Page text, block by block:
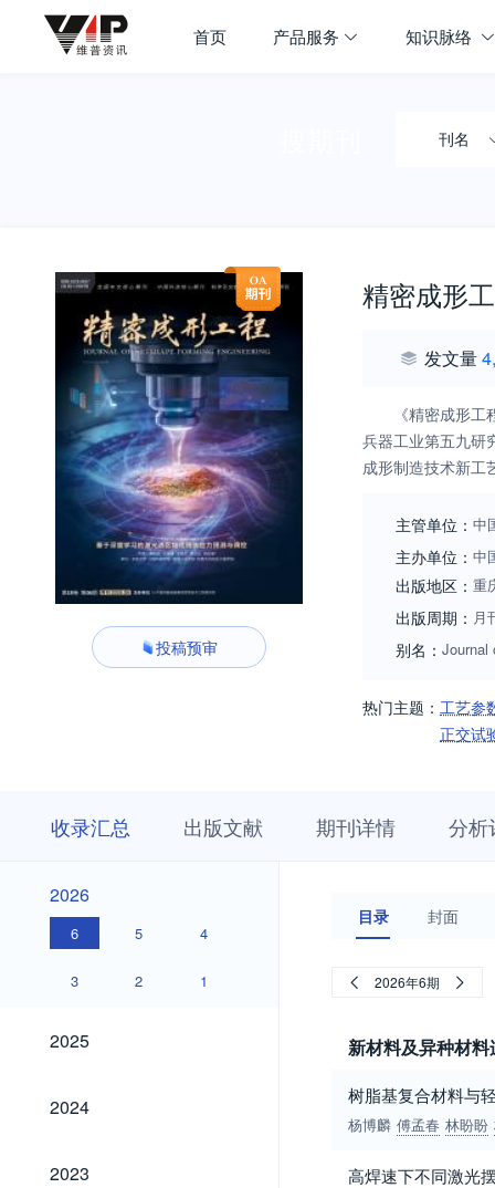
首页 产品服务 知识脉络
刊名
投稿预审
精密成形
发文量
《精密成形
兵器工业第五九研
成形制造技术新工
军工科研单位和
主管单位： 中
主办单位： 中
出版地区： 重
出版周期： 月
别名： Journal
热门主题： 工艺参
正交试
收录汇总 出版文献 期刊详情 分析
2026
2026
6 5 4
3 2 1
2025
2025
2024
2024
2023
2023
目录 封面
2026年6期
新材料及异种材料
树脂基复合材料与
杨博麟 傅孟春 林盼盼
高焊速下不同激光